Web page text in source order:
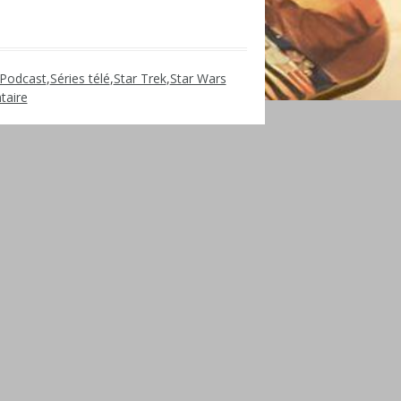
Podcast,Séries télé,Star Trek,Star Wars